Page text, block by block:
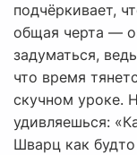
подчёркивает,
общая черта —
задуматься,
что время
скучном уроке.
удивляешься:
Шварц как